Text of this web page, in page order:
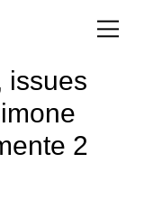
issues
2